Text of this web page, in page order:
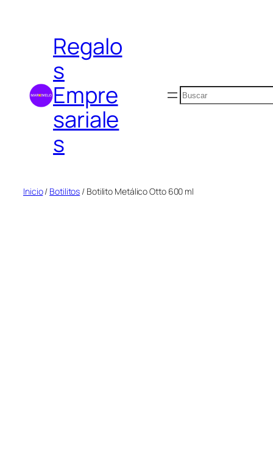
contenidoRegalo
s
Empre
sariale
s
Buscar
Inicio/ Botilitos / Botilito Metálico Otto 600 ml